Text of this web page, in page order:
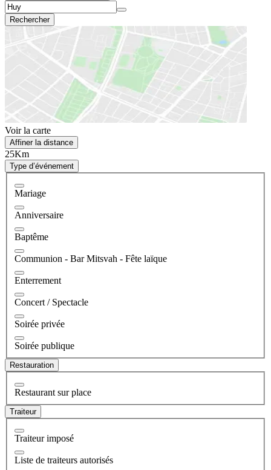
Rechercher
Voir la carte
Affiner la distance
25Km
Type d’événement
Mariage
Anniversaire
Baptême
Communion - Bar Mitsvah - Fête laïque
Enterrement
Concert / Spectacle
Soirée privée
Soirée publique
Restauration
Restaurant sur place
Traiteur
Traiteur imposé
Liste de traiteurs autorisés